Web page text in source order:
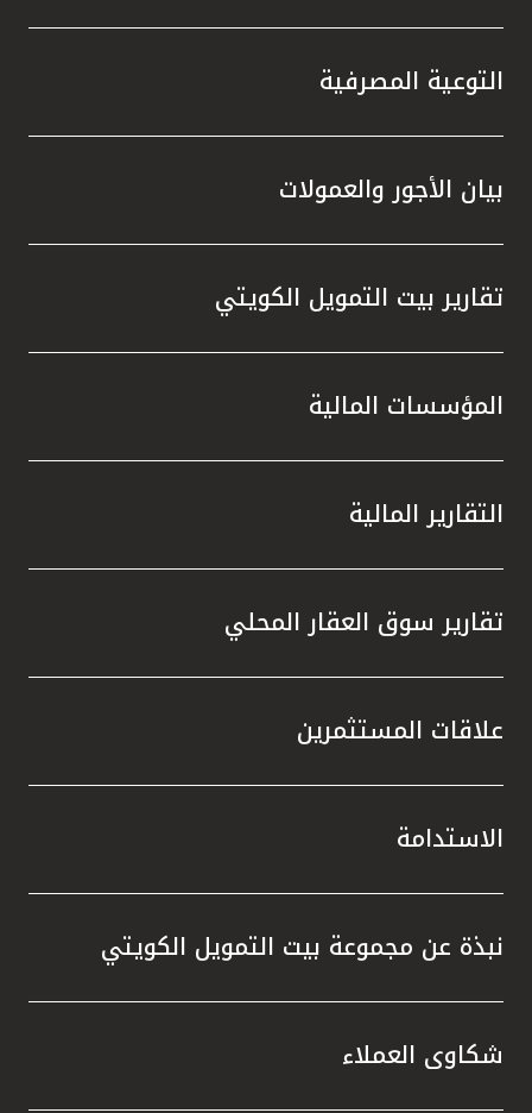
التوعية المصرفية
بيان الأجور والعمولات
تقارير بيت التمويل الكويتي
المؤسسات المالية
التقارير المالية
تقارير سوق العقار المحلي
علاقات المستثمرين
الاستدامة
نبذة عن مجموعة بيت التمويل الكويتي
شكاوى العملاء